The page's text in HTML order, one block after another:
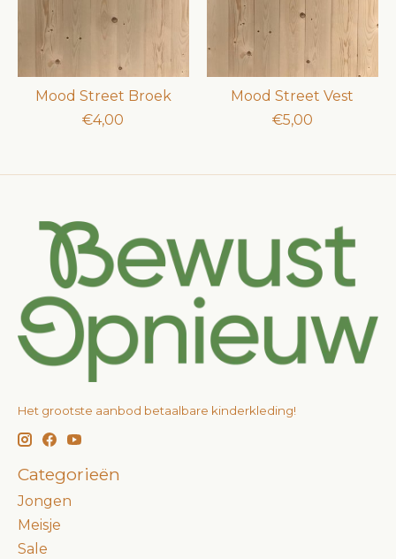
Mood Street Broek
€4,00
Mood Street Vest
€5,00
Het grootste aanbod betaalbare kinderkleding!
Categorieën
Jongen
Meisje
Sale